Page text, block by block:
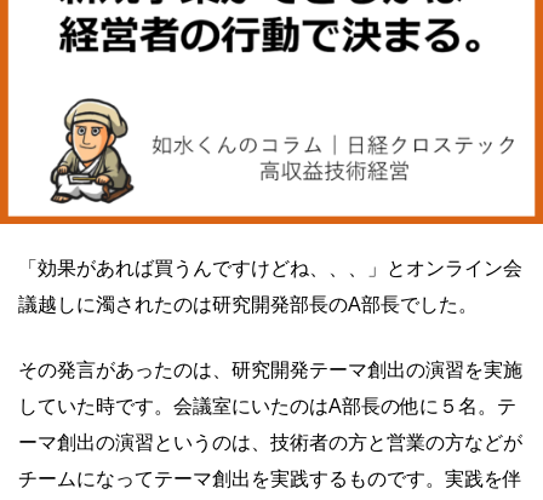
「効果があれば買うんですけどね、、、」とオンライン会
議越しに濁されたのは研究開発部長のA部長でした。
その発言があったのは、研究開発テーマ創出の演習を実施
していた時です。会議室にいたのはA部長の他に５名。テ
ーマ創出の演習というのは、技術者の方と営業の方などが
チームになってテーマ創出を実践するものです。実践を伴